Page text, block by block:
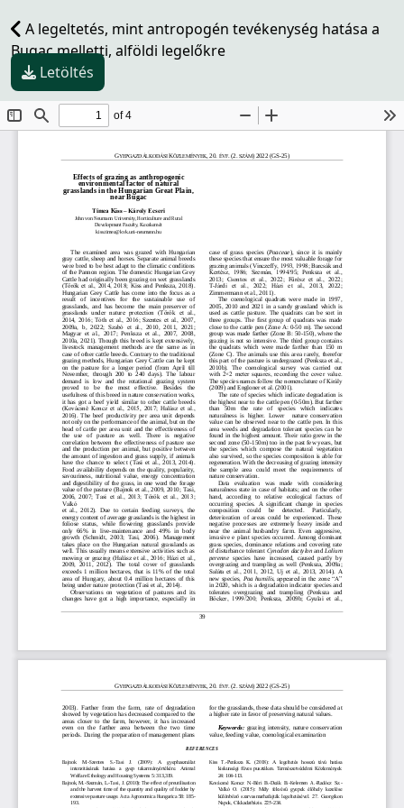
A legeltetés, mint antropogén tevékenység hatása a
Bugac melletti, alföldi legelőkre
Letöltés